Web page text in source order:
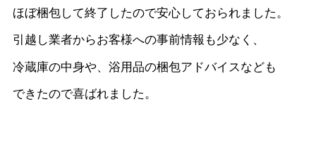
ほぼ梱包して終了したので安心しておられました。
引越し業者からお客様への事前情報も少なく、
冷蔵庫の中身や、浴用品の梱包アドバイスなども
できたので喜ばれました。